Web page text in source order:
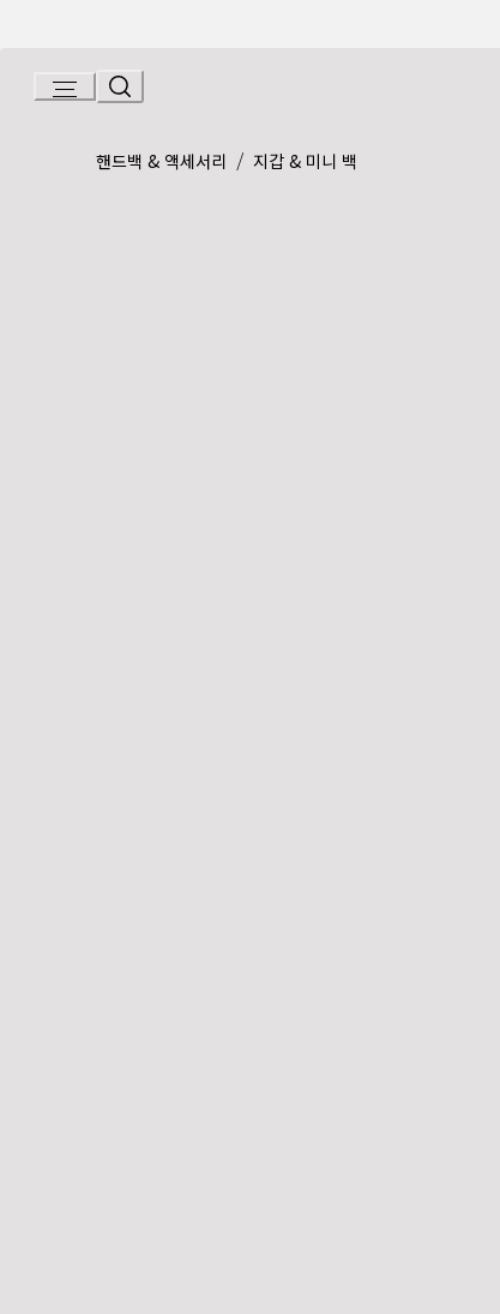
핸드백 & 액세서리 / 지갑 & 미니 백